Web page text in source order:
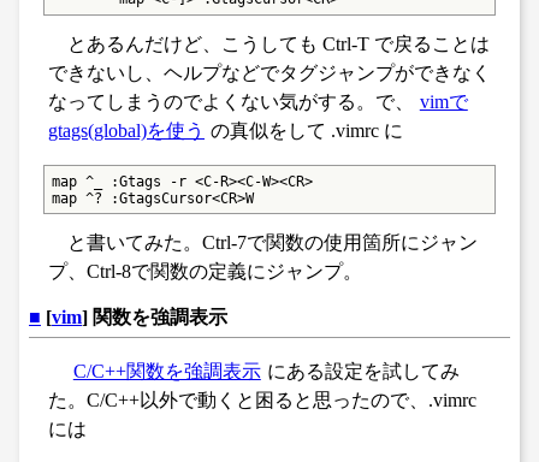
とあるんだけど、こうしても Ctrl-T で戻ることは
できないし、ヘルプなどでタグジャンプができなく
なってしまうのでよくない気がする。で、
vimで
gtags(global)を使う の真似をして .vimrc に
map ^_ :Gtags -r <C-R><C-W><CR>
map ^? :GtagsCursor<CR>W
と書いてみた。Ctrl-7で関数の使用箇所にジャン
プ、Ctrl-8で関数の定義にジャンプ。
■ [vim] 関数を強調表示
C/C++関数を強調表示 にある設定を試してみ
た。C/C++以外で動くと困ると思ったので、.vimrc
には